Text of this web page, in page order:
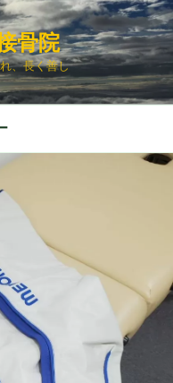
骨院
、長く善し